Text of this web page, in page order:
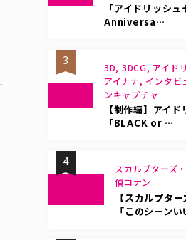
「アイドリッシ
Anniversa…
3
3D, 3DCG, アイド
アイナナ, インタビ
ンキャプチャ
【制作編】アイ
「BLACK or …
4
スカルプターズ
偵コナン
【スカルプタ
「このシーン